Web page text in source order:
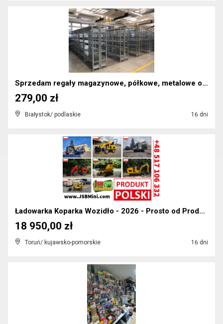
Sprzedam regały magazynowe, półkowe, metalowe od 2...
Białystok/ podlaskie 16 dni
279,00 zł
Ładowarka Koparka Wozidło - 2026 - Prosto od Produ...
Toruń/ kujawsko-pomorskie 16 dni
18 950,00 zł